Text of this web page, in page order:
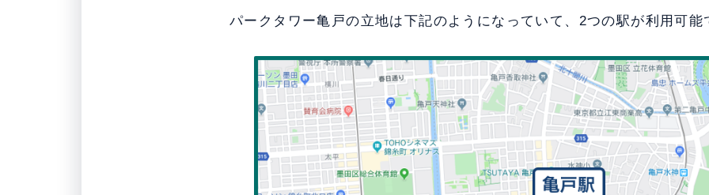
パークタワー亀戸の立地は下記のようになっていて、2つの駅が利用可能